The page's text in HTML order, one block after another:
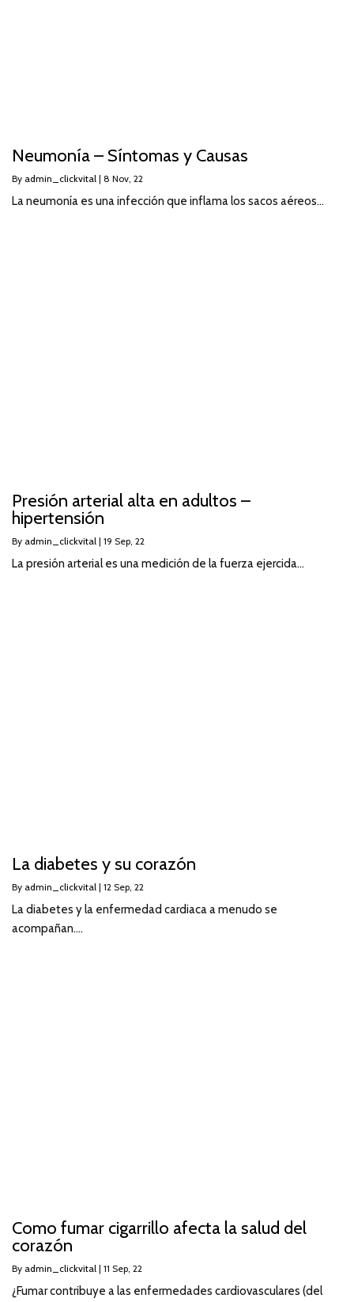
Neumonía – Síntomas y Causas
By admin_clickvital | 8 Nov, 22
La neumonía es una infección que inflama los sacos aéreos…
Presión arterial alta en adultos –
hipertensión
By admin_clickvital | 19 Sep, 22
La presión arterial es una medición de la fuerza ejercida…
La diabetes y su corazón
By admin_clickvital | 12 Sep, 22
La diabetes y la enfermedad cardiaca a menudo se
acompañan.…
Como fumar cigarrillo afecta la salud del
corazón
By admin_clickvital | 11 Sep, 22
¿Fumar contribuye a las enfermedades cardiovasculares (del